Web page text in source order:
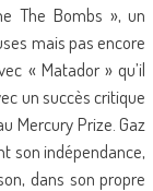
The Bombs », un
mais pas encore
« Matador » qu’il
un succès critique
Mercury Prize. Gaz
son indépendance,
dans son propre